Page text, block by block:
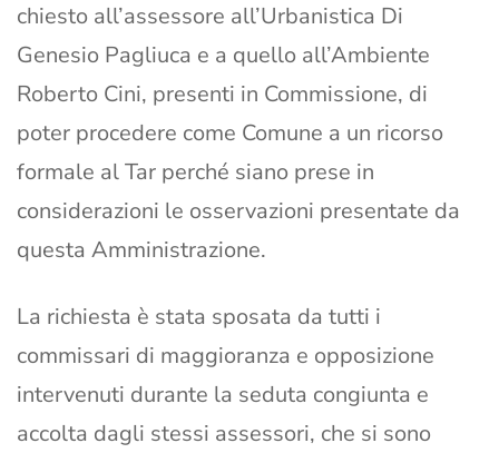
chiesto all’assessore all’Urbanistica Di
Genesio Pagliuca e a quello all’Ambiente
Roberto Cini, presenti in Commissione, di
poter procedere come Comune a un ricorso
formale al Tar perché siano prese in
considerazioni le osservazioni presentate da
questa Amministrazione.
La richiesta è stata sposata da tutti i
commissari di maggioranza e opposizione
intervenuti durante la seduta congiunta e
accolta dagli stessi assessori, che si sono